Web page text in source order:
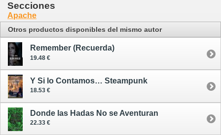
Secciones
Apache
Otros productos disponibles del mismo autor
Remember (Recuerda)
19.48 €
Y Si lo Contamos… Steampunk
18.53 €
Donde las Hadas No se Aventuran
22.33 €